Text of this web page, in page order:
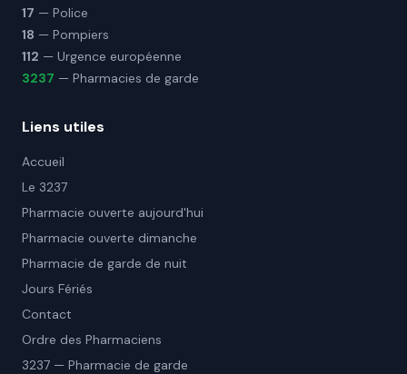
17 — Police
18 — Pompiers
112 — Urgence européenne
3237 — Pharmacies de garde
Liens utiles
Accueil
Le 3237
Pharmacie ouverte aujourd'hui
Pharmacie ouverte dimanche
Pharmacie de garde de nuit
Jours Fériés
Contact
Ordre des Pharmaciens
3237 — Pharmacie de garde